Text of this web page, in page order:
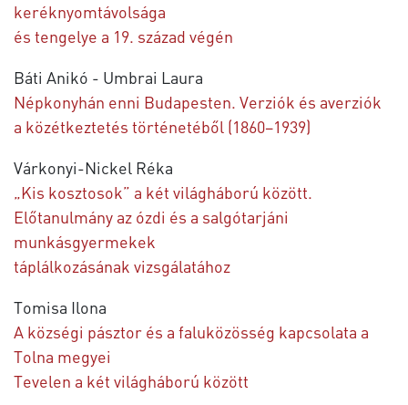
keréknyomtávolsága
és tengelye a 19. század végén
Báti Anikó - Umbrai Laura
Népkonyhán enni Budapesten. Verziók és averziók
a közétkeztetés történetéből (1860–1939)
Várkonyi-Nickel Réka
„Kis kosztosok” a két világháború között.
Előtanulmány az ózdi és a salgótarjáni
munkásgyermekek
táplálkozásának vizsgálatához
Tomisa Ilona
A községi pásztor és a faluközösség kapcsolata a
Tolna megyei
Tevelen a két világháború között